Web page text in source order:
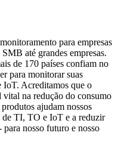
para empresas
até grandes empresas.
de 170 países confiam no
para monitorar suas
IoT. Acreditamos que o
vital na redução do consumo
ajudam nossos
de TI, TO e IoT e a reduzir
para nosso futuro e nosso